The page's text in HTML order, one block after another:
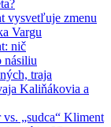
vysvetľuje zmenu
Vargu
nič
násiliu
traja
Kaliňákovia a
„sudca“ Kliment